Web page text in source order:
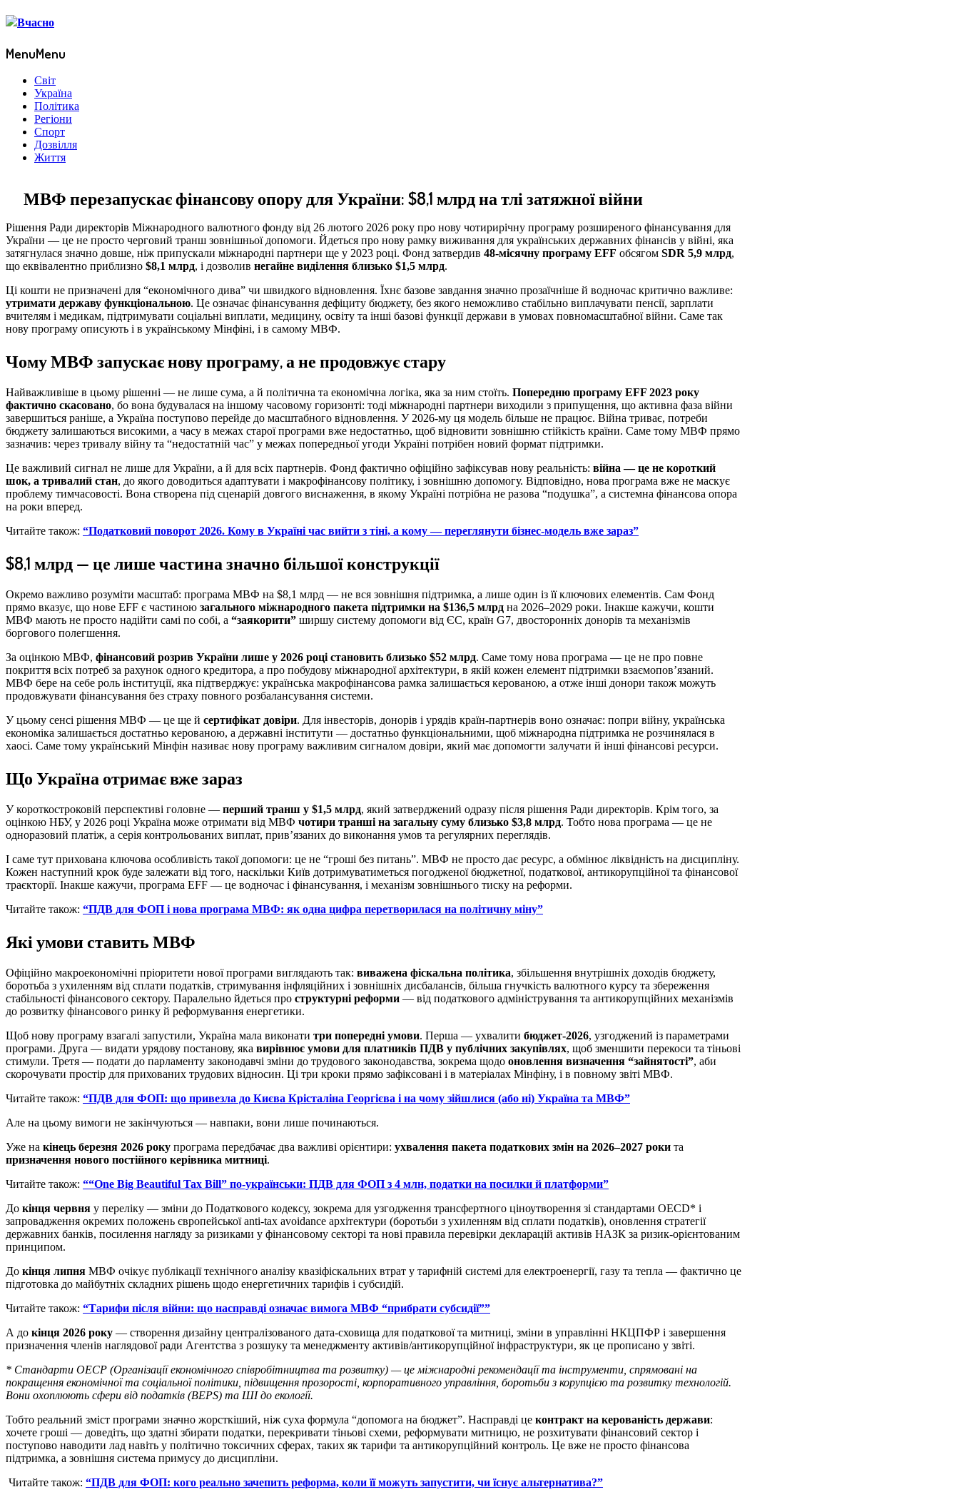
MenuMenu
Світ
Україна
Політика
Регіони
Спорт
Дозвілля
Життя
МВФ перезапускає фінансову опору для України: $8,1 млрд на тлі затяжної війни
Рішення Ради директорів Міжнародного валютного фонду від 26 лютого 2026 року про нову чотирирічну програму розширеного фінансування для
України — це не просто черговий транш зовнішньої допомоги. Йдеться про нову рамку виживання для українських державних фінансів у війні, яка
затягнулася значно довше, ніж припускали міжнародні партнери ще у 2023 році. Фонд затвердив 48-місячну програму EFF обсягом SDR 5,9 млрд,
що еквівалентно приблизно $8,1 млрд, і дозволив негайне виділення близько $1,5 млрд.
Ці кошти не призначені для “економічного дива” чи швидкого відновлення. Їхнє базове завдання значно прозаїчніше й водночас критично важливе:
утримати державу функціональною. Це означає фінансування дефіциту бюджету, без якого неможливо стабільно виплачувати пенсії, зарплати
вчителям і медикам, підтримувати соціальні виплати, медицину, освіту та інші базові функції держави в умовах повномасштабної війни. Саме так
нову програму описують і в українському Мінфіні, і в самому МВФ.
Чому МВФ запускає нову програму, а не продовжує стару
Найважливіше в цьому рішенні — не лише сума, а й політична та економічна логіка, яка за ним стоїть. Попередню програму EFF 2023 року
фактично скасовано, бо вона будувалася на іншому часовому горизонті: тоді міжнародні партнери виходили з припущення, що активна фаза війни
завершиться раніше, а Україна поступово перейде до масштабного відновлення. У 2026-му ця модель більше не працює. Війна триває, потреби
бюджету залишаються високими, а часу в межах старої програми вже недостатньо, щоб відновити зовнішню стійкість країни. Саме тому МВФ прямо
зазначив: через тривалу війну та “недостатній час” у межах попередньої угоди Україні потрібен новий формат підтримки.
Це важливий сигнал не лише для України, а й для всіх партнерів. Фонд фактично офіційно зафіксував нову реальність: війна — це не короткий
шок, а тривалий стан, до якого доводиться адаптувати і макрофінансову політику, і зовнішню допомогу. Відповідно, нова програма вже не маскує
проблему тимчасовості. Вона створена під сценарій довгого виснаження, в якому Україні потрібна не разова “подушка”, а системна фінансова опора
на роки вперед.
Читайте також: “Податковий поворот 2026. Кому в Україні час вийти з тіні, а кому — переглянути бізнес-модель вже зараз”
$8,1 млрд — це лише частина значно більшої конструкції
Окремо важливо розуміти масштаб: програма МВФ на $8,1 млрд — не вся зовнішня підтримка, а лише один із її ключових елементів. Сам Фонд
прямо вказує, що нове EFF є частиною загального міжнародного пакета підтримки на $136,5 млрд на 2026–2029 роки. Інакше кажучи, кошти
МВФ мають не просто надійти самі по собі, а “заякорити” ширшу систему допомоги від ЄС, країн G7, двосторонніх донорів та механізмів
боргового полегшення.
За оцінкою МВФ, фінансовий розрив України лише у 2026 році становить близько $52 млрд. Саме тому нова програма — це не про повне
покриття всіх потреб за рахунок одного кредитора, а про побудову міжнародної архітектури, в якій кожен елемент підтримки взаємопов’язаний.
МВФ бере на себе роль інституції, яка підтверджує: українська макрофінансова рамка залишається керованою, а отже інші донори також можуть
продовжувати фінансування без страху повного розбалансування системи.
У цьому сенсі рішення МВФ — це ще й сертифікат довіри. Для інвесторів, донорів і урядів країн-партнерів воно означає: попри війну, українська
економіка залишається достатньо керованою, а державні інститути — достатньо функціональними, щоб міжнародна підтримка не розчинялася в
хаосі. Саме тому український Мінфін називає нову програму важливим сигналом довіри, який має допомогти залучати й інші фінансові ресурси.
Що Україна отримає вже зараз
У короткостроковій перспективі головне — перший транш у $1,5 млрд, який затверджений одразу після рішення Ради директорів. Крім того, за
оцінкою НБУ, у 2026 році Україна може отримати від МВФ чотири транші на загальну суму близько $3,8 млрд. Тобто нова програма — це не
одноразовий платіж, а серія контрольованих виплат, прив’язаних до виконання умов та регулярних переглядів.
І саме тут прихована ключова особливість такої допомоги: це не “гроші без питань”. МВФ не просто дає ресурс, а обмінює ліквідність на дисципліну.
Кожен наступний крок буде залежати від того, наскільки Київ дотримуватиметься погодженої бюджетної, податкової, антикорупційної та фінансової
траєкторії. Інакше кажучи, програма EFF — це водночас і фінансування, і механізм зовнішнього тиску на реформи.
Читайте також: “ПДВ для ФОП і нова програма МВФ: як одна цифра перетворилася на політичну міну”
Які умови ставить МВФ
Офіційно макроекономічні пріоритети нової програми виглядають так: виважена фіскальна політика, збільшення внутрішніх доходів бюджету,
боротьба з ухиленням від сплати податків, стримування інфляційних і зовнішніх дисбалансів, більша гнучкість валютного курсу та збереження
стабільності фінансового сектору. Паралельно йдеться про структурні реформи — від податкового адміністрування та антикорупційних механізмів
до розвитку фінансового ринку й реформування енергетики.
Щоб нову програму взагалі запустили, Україна мала виконати три попередні умови. Перша — ухвалити бюджет-2026, узгоджений із параметрами
програми. Друга — видати урядову постанову, яка вирівнює умови для платників ПДВ у публічних закупівлях, щоб зменшити перекоси та тіньові
стимули. Третя — подати до парламенту законодавчі зміни до трудового законодавства, зокрема щодо оновлення визначення “зайнятості”, аби
скорочувати простір для прихованих трудових відносин. Ці три кроки прямо зафіксовані і в матеріалах Мінфіну, і в повному звіті МВФ.
Читайте також: “ПДВ для ФОП: що привезла до Києва Крісталіна Георгієва і на чому зійшлися (або ні) Україна та МВФ”
Але на цьому вимоги не закінчуються — навпаки, вони лише починаються.
Уже на кінець березня 2026 року програма передбачає два важливі орієнтири: ухвалення пакета податкових змін на 2026–2027 роки та
призначення нового постійного керівника митниці.
Читайте також: ““One Big Beautiful Tax Bill” по-українськи: ПДВ для ФОП з 4 млн, податки на посилки й платформи”
До кінця червня у переліку — зміни до Податкового кодексу, зокрема для узгодження трансфертного ціноутворення зі стандартами OECD* і
запровадження окремих положень європейської anti-tax avoidance архітектури (боротьби з ухиленням від сплати податків), оновлення стратегії
державних банків, посилення нагляду за ризиками у фінансовому секторі та нові правила перевірки декларацій активів НАЗК за ризик-орієнтованим
принципом.
До кінця липня МВФ очікує публікації технічного аналізу квазіфіскальних втрат у тарифній системі для електроенергії, газу та тепла — фактично це
підготовка до майбутніх складних рішень щодо енергетичних тарифів і субсидій.
Читайте також: “Тарифи після війни: що насправді означає вимога МВФ “прибрати субсидії””
А до кінця 2026 року — створення дизайну централізованого дата-сховища для податкової та митниці, зміни в управлінні НКЦПФР і завершення
призначення членів наглядової ради Агентства з розшуку та менеджменту активів/антикорупційної інфраструктури, як це прописано у звіті.
* Стандарти ОЕСР (Організації економічного співробітництва та розвитку) — це міжнародні рекомендації та інструменти, спрямовані на
покращення економічної та соціальної політики, підвищення прозорості, корпоративного управління, боротьби з корупцією та розвитку технологій.
Вони охоплюють сфери від податків (BEPS) та ШІ до екології.
Тобто реальний зміст програми значно жорсткіший, ніж суха формула “допомога на бюджет”. Насправді це контракт на керованість держави:
хочете гроші — доведіть, що здатні збирати податки, перекривати тіньові схеми, реформувати митницю, не розхитувати фінансовий сектор і
поступово наводити лад навіть у політично токсичних сферах, таких як тарифи та антикорупційний контроль. Це вже не просто фінансова
підтримка, а зовнішня система примусу до дисципліни.
Читайте також: “ПДВ для ФОП: кого реально зачепить реформа, коли її можуть запустити, чи їснує альтернатива?”